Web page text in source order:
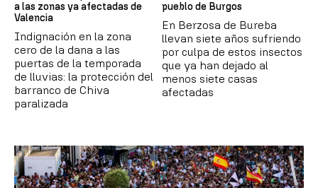
a las zonas ya afectadas de
Valencia
Indignación en la zona
cero de la dana a las
puertas de la temporada
de lluvias: la protección del
barranco de Chiva
paralizada
pueblo de Burgos
En Berzosa de Bureba
llevan siete años sufriendo
por culpa de estos insectos
que ya han dejado al
menos siete casas
afectadas